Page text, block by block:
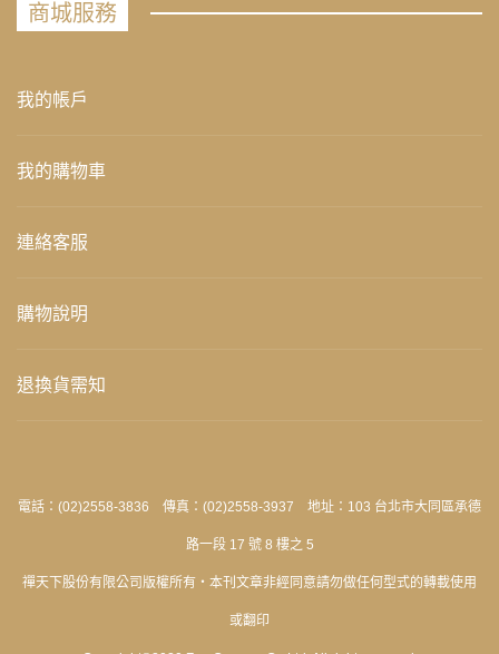
商城服務
我的帳戶
我的購物車
連絡客服
購物說明
退換貨需知
電話：(02)2558-3836 傳真：(02)2558-3937 地址：103 台北市大同區承德
路一段 17 號 8 樓之 5
禪天下股份有限公司版權所有‧本刊文章非經同意請勿做任何型式的轉載使用
或翻印